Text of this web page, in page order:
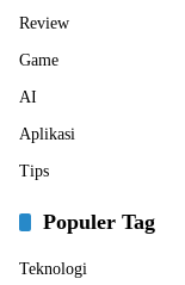
Review
Game
AI
Aplikasi
Tips
Populer Tag
Teknologi